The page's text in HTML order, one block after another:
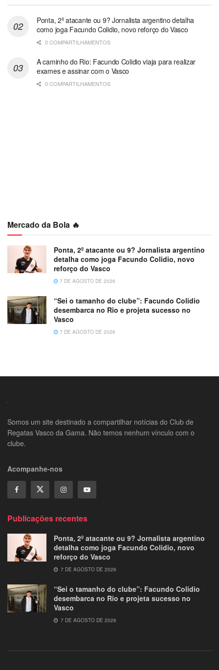
Ponta, 2º atacante ou 9? Jornalista argentino detalha
como joga Facundo Colidio, novo reforço do Vasco
0 COMPARTILHAMENTOS
A caminho do Rio: Facundo Colidio viaja para realizar
exames e assinar com o Vasco
0 COMPARTILHAMENTOS
Mercado da Bola 🔥
Ponta, 2º atacante ou 9? Jornalista argentino
detalha como joga Facundo Colidio, novo
reforço do Vasco
7 DE AGOSTO DE 2026
“Sei o tamanho do clube”: Facundo Colidio
desembarca no Rio e projeta sucesso no
Vasco
7 DE AGOSTO DE 2026
Somos um site destinado a compartilhar notícias do Club de
Regatas Vasco da Gama. Não temos nenhum vínculo com o
clube.
Acompanhe-nos
Publicações recentes
Ponta, 2º atacante ou 9? Jornalista argentino
detalha como joga Facundo Colidio, novo
reforço do Vasco
7 DE AGOSTO DE 2026
“Sei o tamanho do clube”: Facundo Colidio
desembarca no Rio e projeta sucesso no
Vasco
7 DE AGOSTO DE 2026